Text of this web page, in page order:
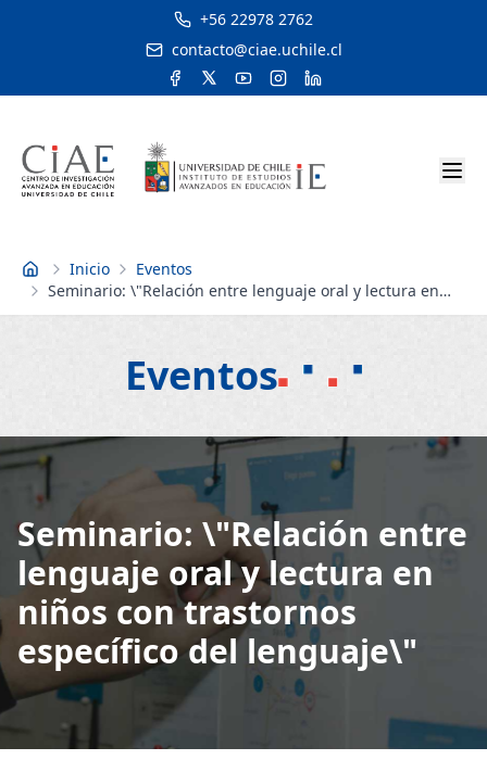
+56 22978 2762
contacto@ciae.uchile.cl
Inicio Inicio
Eventos
Seminario: \"Relación entre lenguaje oral y lectura en
niños con trastornos específico del lenguaje\"
Eventos
Seminario: \"Relación entre
lenguaje oral y lectura en
niños con trastornos
específico del lenguaje\"